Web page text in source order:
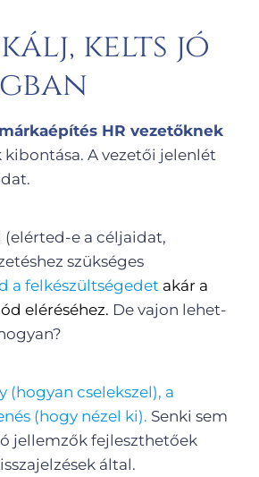
kelts jó
HR vezetőknek
A vezetői jelenlét
(elérted-e a céljaidat,
szükséges
a felkészültségedet akár a
eléréséhez. De vajon lehet-
(hogyan cselekszel), a
(hogy nézel ki). Senki sem
jellemzők fejleszthetőek
által.